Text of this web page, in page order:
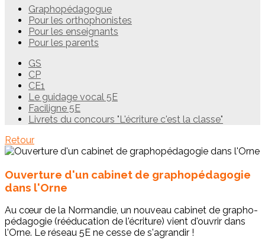
Graphopédagogue
Pour les orthophonistes
Pour les enseignants
Pour les parents
GS
CP
CE1
Le guidage vocal 5E
Faciligne 5E
Livrets du concours "L'écriture c'est la classe"
Retour
Ouverture d'un cabinet de graphopédagogie
dans l'Orne
Au cœur de la Normandie, un nouveau cabinet de grapho-
pédagogie (rééducation de l'écriture) vient d'ouvrir dans
l'Orne. Le réseau 5E ne cesse de s'agrandir !